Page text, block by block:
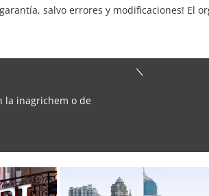
salvo errores y modificaciones! El
la inagrichem o de